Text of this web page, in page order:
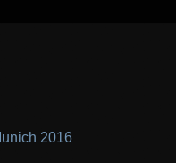
2016